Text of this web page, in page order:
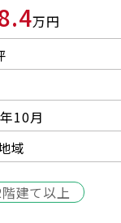
万円
10月
域
建て以上